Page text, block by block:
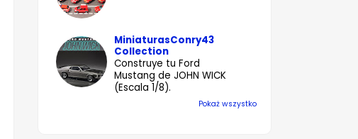
MiniaturasConry43
Collection
Construye tu Ford
Mustang de JOHN WICK
(Escala 1/8).
Pokaż wszystko